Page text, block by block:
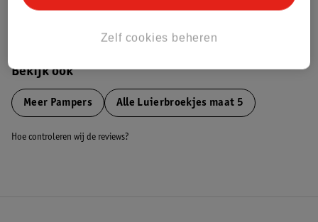
Bekijk ook
Meer Pampers Alle Luierbroekjes maat 5
Hoe controleren wij de reviews?
Zelf cookies beheren